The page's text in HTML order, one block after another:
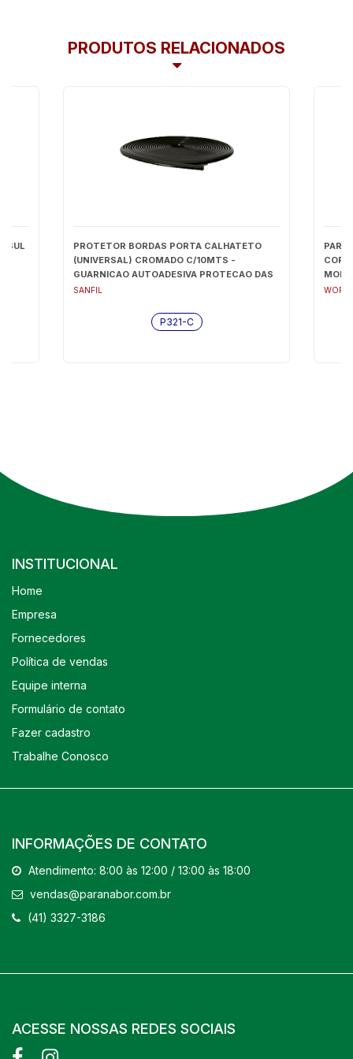
PRODUTOS RELACIONADOS
PROTETOR BORDAS PORTA CALHATETO
(UNIVERSAL) CROMADO C/10MTS -
GUARNICAO AUTOADESIVA PROTECAO DAS
BORDAS E CANTOS DAS PORTA - P321-C
SANFIL
P321-C
INSTITUCIONAL
Home
Empresa
Fornecedores
Política de vendas
Equipe interna
Formulário de contato
Fazer cadastro
Trabalhe Conosco
INFORMAÇÕES DE CONTATO
Atendimento: 8:00 às 12:00 / 13:00 às 18:00
vendas@paranabor.com.br
(41) 3327-3186
ACESSE NOSSAS REDES SOCIAIS